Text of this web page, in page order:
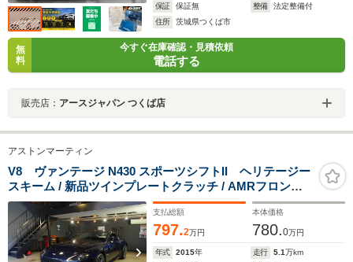
保証
保証無 整備
法定整備付
住所
茨城県つくば市
無
料
今すぐ在庫確認・見積依頼
電話する
販売店： アースジャパン つくば店
アストンマーティン
V8 ヴァンテージ N430 スポーツシフトII ヘリテージー
スキーム / 新品ツインプレートクラッチ / AMRフロント
グリル / 新品ミシュランタイヤ / ブラックウィンドウサラ
ウンド / カーボン&ピアノブラックサラウンドインテリア
支払総額
797.2万円
本体価格
780.0万円
年式 2015年 走行 5.1万km